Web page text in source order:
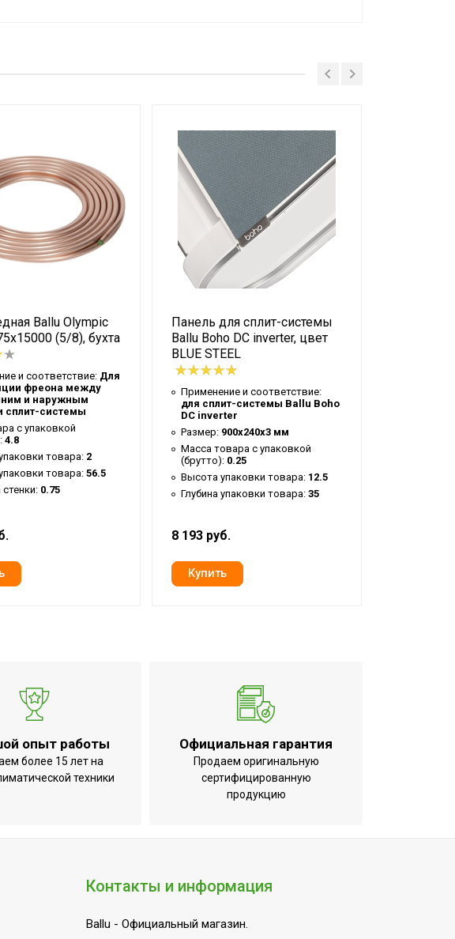
Ballu Olympic
(5/8), бухта
и соответствие: Для
фреона между
и наружным
сплит-системы
с упаковкой
4.8
товара: 2
товара:56.5
0.75
Панель для сплит-системы
Ballu Boho DC inverter, цвет
BLUE STEEL
Применение и соответствие:
для сплит-системы Ballu Boho
DC inverter
Размер: 900х240х3 мм
Масса товара с упаковкой
(брутто): 0.25
Высота упаковки товара: 12.5
Глубина упаковки товара: 35
8 193 руб.
опыт работы
более 15 лет на
техники
Официальная гарантия
Продаем оригинальную
сертифицированную
продукцию
Контакты и информация
Ballu - Официальный магазин.